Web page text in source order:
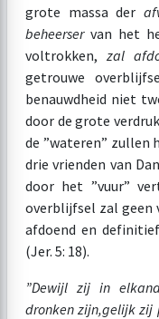
grote massa der
beheerservan het
voltrokken, zal
getrouwe
benauwdheid niet
door de grote
de ”wateren” zullen
drie vrienden van
door het ”vuur”
overblijfsel zal geen
afdoend en
(Jer. 5: 18).
”Dewijl zij in
dronken zijn,gelijk zij